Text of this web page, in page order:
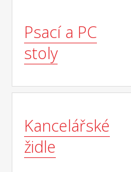
Psací a PC
stoly
Kancelářské
židle